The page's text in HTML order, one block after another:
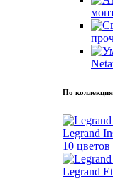
По
Legrand
10
Legrand